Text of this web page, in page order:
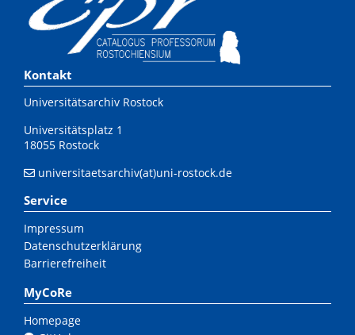
Kontakt
Universitätsarchiv Rostock
Universitätsplatz 1
18055 Rostock
universitaetsarchiv(at)uni-rostock.de
Service
Impressum
Datenschutzerklärung
Barrierefreiheit
MyCoRe
Homepage